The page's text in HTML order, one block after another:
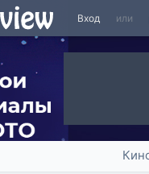
Вход или